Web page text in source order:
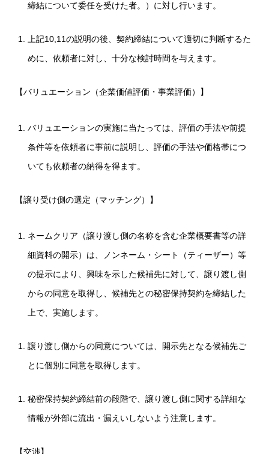
締結について委任を受けた者。）に対し行います。
上記10,11の説明の後、契約締結について適切に判断するた
めに、依頼者に対し、十分な検討時間を与えます。
【バリュエーション（企業価値評価・事業評価）】
バリュエーションの実施に当たっては、評価の手法や前提
条件等を依頼者に事前に説明し、評価の手法や価格帯につ
いても依頼者の納得を得ます。
【譲り受け側の選定（マッチング）】
ネームクリア（譲り渡し側の名称を含む企業概要書等の詳
細資料の開示）は、ノンネーム・シート（ティーザー）等
の提示により、興味を示した候補先に対して、譲り渡し側
からの同意を取得し、候補先との秘密保持契約を締結した
上で、実施します。
譲り渡し側からの同意については、開示先となる候補先ご
とに個別に同意を取得します。
秘密保持契約締結前の段階で、譲り渡し側に関する詳細な
情報が外部に流出・漏えいしないよう注意します。
【交渉】